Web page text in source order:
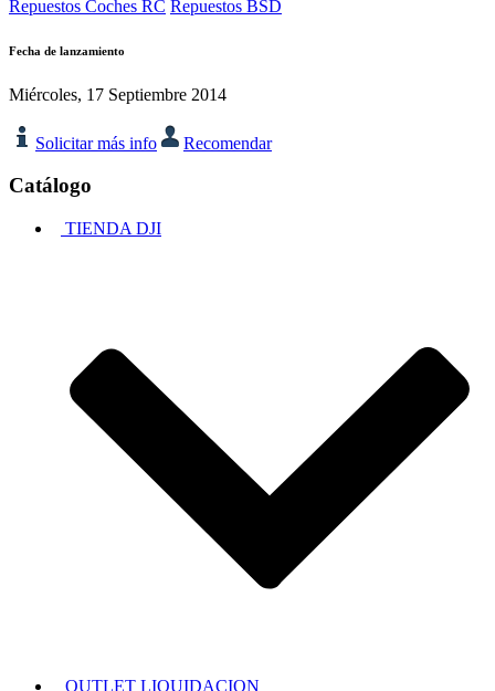
Repuestos Coches RC Repuestos BSD
Fecha de lanzamiento
Miércoles, 17 Septiembre 2014
Solicitar más info Recomendar
Catálogo
TIENDA DJI
OUTLET LIQUIDACION